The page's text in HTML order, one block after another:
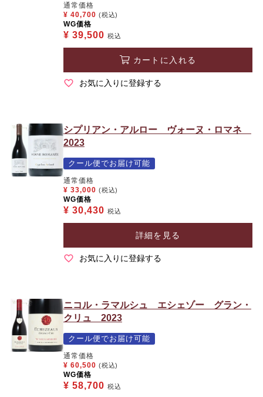
通常価格
¥ 40,700 (税込)
WG価格
¥ 39,500 税込
カートに入れる
お気に入りに登録する
シプリアン・アルロー ヴォーヌ・ロマネ
2023
クール便でお届け可能
通常価格
¥ 33,000 (税込)
WG価格
¥ 30,430 税込
詳細を見る
お気に入りに登録する
ニコル・ラマルシュ エシェゾー グラン・
クリュ 2023
クール便でお届け可能
通常価格
¥ 60,500 (税込)
WG価格
¥ 58,700 税込